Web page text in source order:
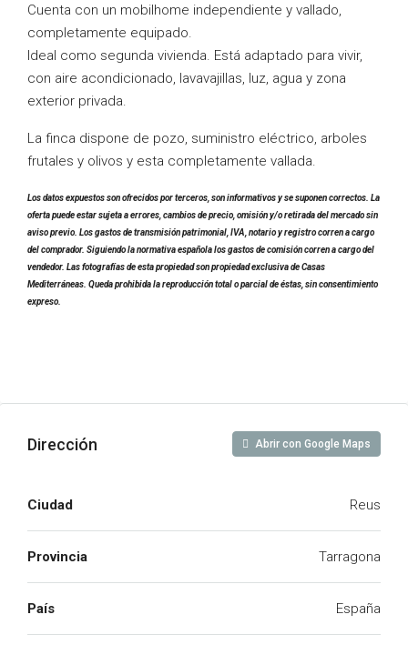
Cuenta con un mobilhome independiente y vallado,
completamente equipado.
Ideal como segunda vivienda. Está adaptado para vivir,
con aire acondicionado, lavavajillas, luz, agua y zona
exterior privada.
La finca dispone de pozo, suministro eléctrico, arboles
frutales y olivos y esta completamente vallada.
Los datos expuestos son ofrecidos por terceros, son informativos y se suponen correctos. La
oferta puede estar sujeta a errores, cambios de precio, omisión y/o retirada del mercado sin
aviso previo. Los gastos de transmisión patrimonial, IVA, notario y registro corren a cargo
del comprador. Siguiendo la normativa española los gastos de comisión corren a cargo del
vendedor. Las fotografías de esta propiedad son propiedad exclusiva de Casas
Mediterráneas. Queda prohibida la reproducción total o parcial de éstas, sin consentimiento
expreso.
Dirección Abrir con Google Maps
Ciudad Reus
Provincia Tarragona
País España